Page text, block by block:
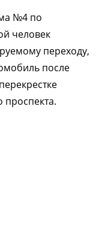
№4 по
человек
переходу,
после
проспекта.